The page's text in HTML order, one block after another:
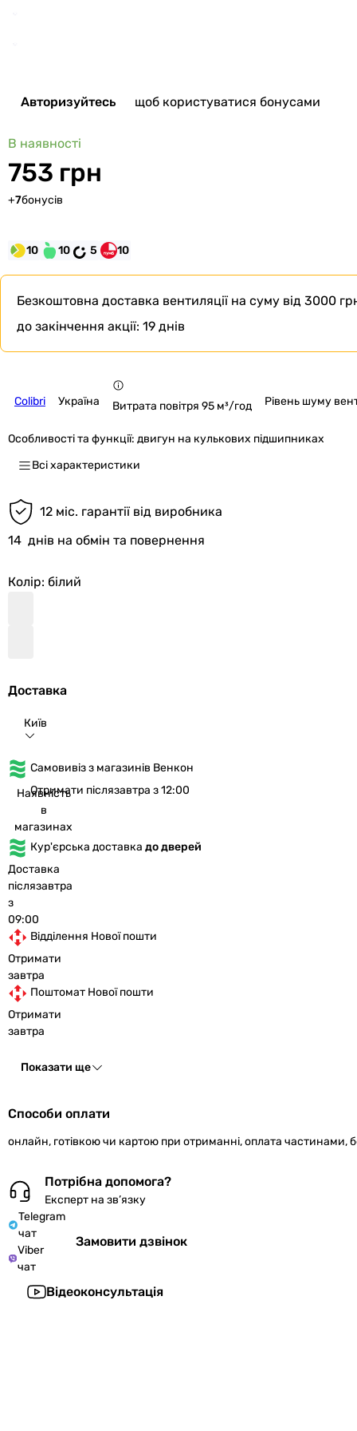
Авторизуйтесь щоб користуватися бонусами
В наявності
753 грн
+7бонусів
10 10 5 10
Безкоштовна доставка вентиляції на суму від 3000
до закінчення акції: 19 днів
Colibri Україна Витрата повітря 95 м³/год Рівень шуму
Особливості та функції: двигун на кулькових підшипниках
Всі характеристики
12 міс. гарантії від виробника
14 днів на обмін та повернення
Колір: білий
Доставка
Київ
Самовивіз з магазинів Венкон
Наявність
в
магазинах
Отримати післязавтра з 12:00
Кур'єрська доставка до дверей
Доставка
післязавтра
з
09:00
Відділення Нової пошти
Отримати
завтра
Поштомат Нової пошти
Отримати
завтра
Показати ще
Способи оплати
онлайн, готівкою чи картою при отриманні, оплата частинами,
Потрібна допомога?
Експерт на зв’язку
Telegram
чат
Viber
чат
Замовити дзвінок
Відеоконсультація